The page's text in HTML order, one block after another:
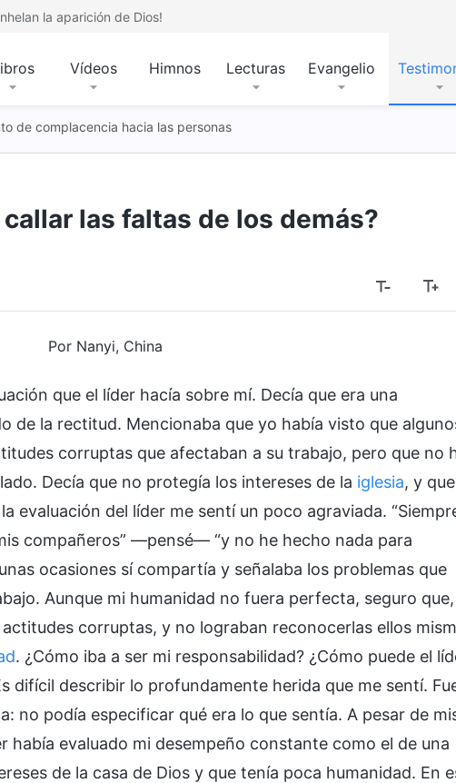
la aparición de Dios!
Vídeos Himnos Lecturas Evangelio
de complacencia hacia las personas
las faltas de los demás?
Por Nanyi, China
que el líder hacía sobre mí. Decía que era una
de la rectitud. Mencionaba que yo había visto que
corruptas que afectaban a su trabajo, pero que no
Decía que no protegía los intereses de la iglesia, y
evaluación del líder me sentí un poco agraviada.
compañeros” —pensé— “y no he hecho nada para
ocasiones sí compartía y señalaba los problemas que
Aunque mi humanidad no fuera perfecta, seguro
corruptas, y no lograban reconocerlas ellos
. ¿Cómo iba a ser mi responsabilidad? ¿Cómo puede el
difícil describir lo profundamente herida que me sentí.
no podía especificar qué era lo que sentía. A pesar de
había evaluado mi desempeño constante como el de una
de la casa de Dios y que tenía poca humanidad. En